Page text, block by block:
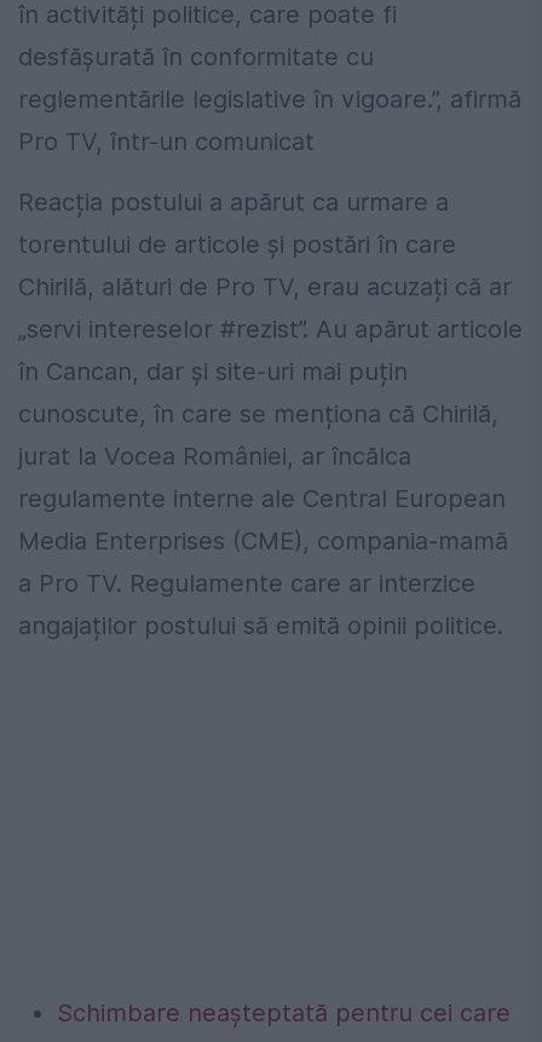
în activități politice, care poate fi
desfășurată în conformitate cu
reglementările legislative în vigoare.”, afirmă
Pro TV, într-un comunicat
Reacția postului a apărut ca urmare a
torentului de articole și postări în care
Chirilă, alături de Pro TV, erau acuzați că ar
„servi intereselor #rezist”. Au apărut articole
în Cancan, dar și site-uri mai puțin
cunoscute, în care se menționa că Chirilă,
jurat la Vocea României, ar încălca
regulamente interne ale Central European
Media Enterprises (CME), compania-mamă
a Pro TV. Regulamente care ar interzice
angajaților postului să emită opinii politice.
Schimbare neașteptată pentru cei care